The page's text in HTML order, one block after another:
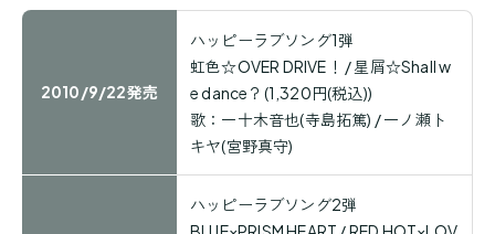
2010/9/22発売
ハッピーラブソング1弾
虹色☆OVER DRIVE！ / 星屑☆Shall w
e dance？(1,320円(税込))
歌：一十木音也(寺島拓篤) / 一ノ瀬ト
キヤ(宮野真守)
ハッピーラブソング2弾